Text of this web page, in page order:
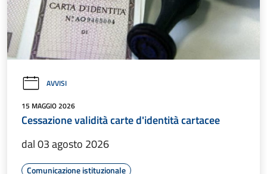
AVVISI
15 MAGGIO 2026
Cessazione validità carte d'identità cartacee
dal 03 agosto 2026
Comunicazione istituzionale